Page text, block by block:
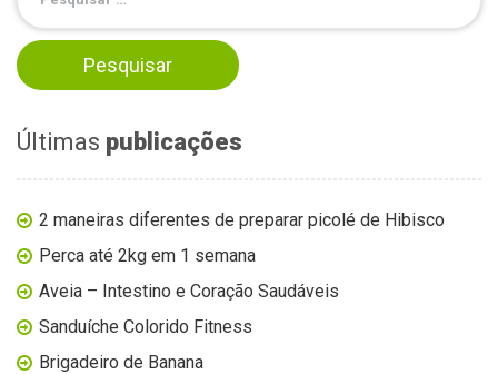
Últimas publicações
2 maneiras diferentes de preparar picolé de Hibisco
Perca até 2kg em 1 semana
Aveia – Intestino e Coração Saudáveis
Sanduíche Colorido Fitness
Brigadeiro de Banana